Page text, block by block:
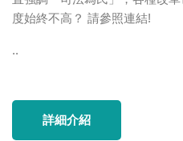
度始終不高？ 請參照連結!
..
詳細介紹